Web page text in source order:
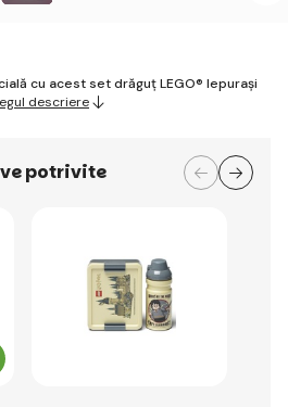
cu acest set drăguț LEGO® Iepurași
descriere
potrivite